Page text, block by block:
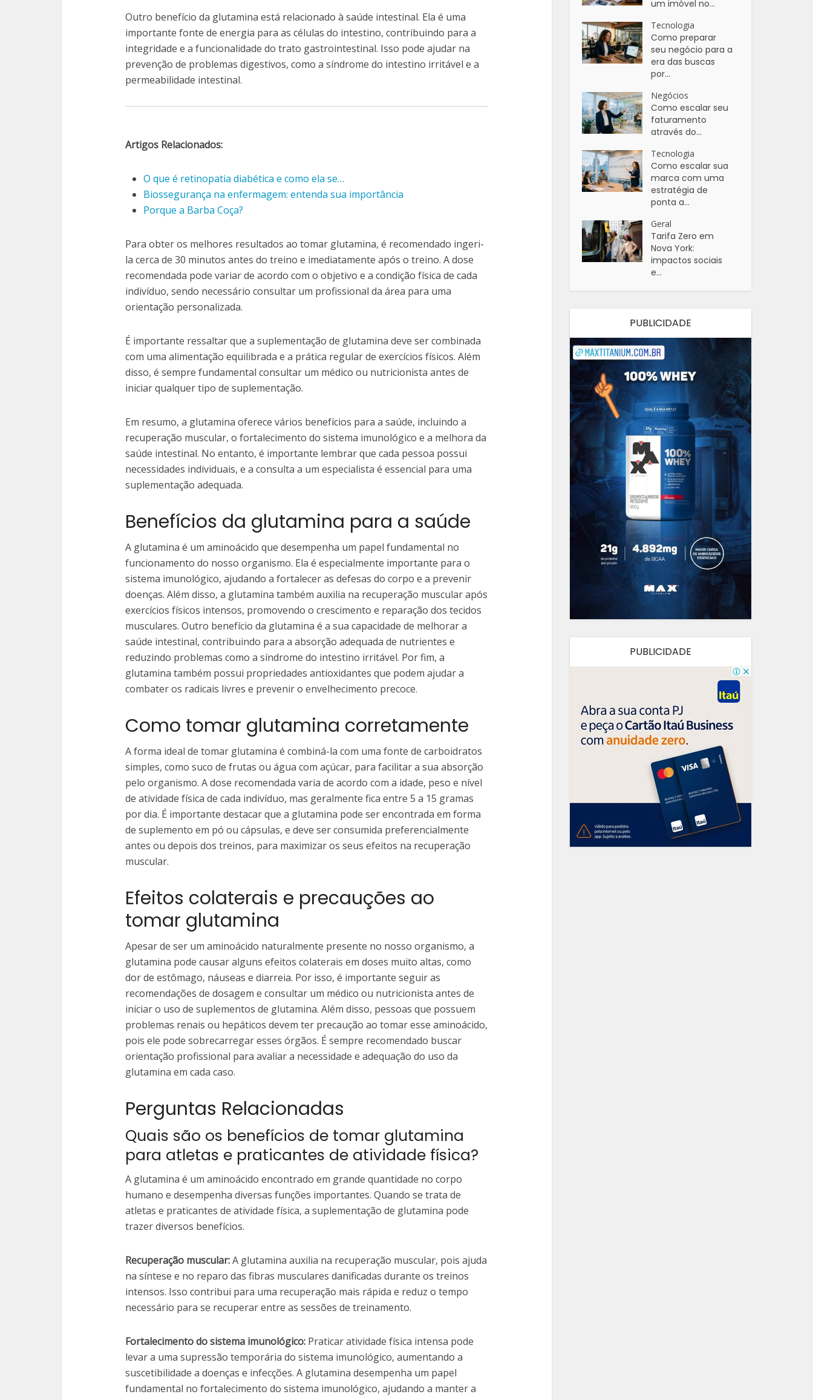
Outro benefício da glutamina está relacionado à saúde intestinal. Ela é uma
importante fonte de energia para as células do intestino, contribuindo para a
integridade e a funcionalidade do trato gastrointestinal. Isso pode ajudar na
prevenção de problemas digestivos, como a síndrome do intestino irritável e a
permeabilidade intestinal.
Artigos Relacionados:
O que é retinopatia diabética e como ela se…
Biossegurança na enfermagem: entenda sua importância
Porque a Barba Coça?
Para obter os melhores resultados ao tomar glutamina, é recomendado ingeri-
la cerca de 30 minutos antes do treino e imediatamente após o treino. A dose
recomendada pode variar de acordo com o objetivo e a condição física de cada
indivíduo, sendo necessário consultar um profissional da área para uma
orientação personalizada.
É importante ressaltar que a suplementação de glutamina deve ser combinada
com uma alimentação equilibrada e a prática regular de exercícios físicos. Além
disso, é sempre fundamental consultar um médico ou nutricionista antes de
iniciar qualquer tipo de suplementação.
Em resumo, a glutamina oferece vários benefícios para a saúde, incluindo a
recuperação muscular, o fortalecimento do sistema imunológico e a melhora da
saúde intestinal. No entanto, é importante lembrar que cada pessoa possui
necessidades individuais, e a consulta a um especialista é essencial para uma
suplementação adequada.
Benefícios da glutamina para a saúde
A glutamina é um aminoácido que desempenha um papel fundamental no
funcionamento do nosso organismo. Ela é especialmente importante para o
sistema imunológico, ajudando a fortalecer as defesas do corpo e a prevenir
doenças. Além disso, a glutamina também auxilia na recuperação muscular após
exercícios físicos intensos, promovendo o crescimento e reparação dos tecidos
musculares. Outro benefício da glutamina é a sua capacidade de melhorar a
saúde intestinal, contribuindo para a absorção adequada de nutrientes e
reduzindo problemas como a síndrome do intestino irritável. Por fim, a
glutamina também possui propriedades antioxidantes que podem ajudar a
combater os radicais livres e prevenir o envelhecimento precoce.
Como tomar glutamina corretamente
A forma ideal de tomar glutamina é combiná-la com uma fonte de carboidratos
simples, como suco de frutas ou água com açúcar, para facilitar a sua absorção
pelo organismo. A dose recomendada varia de acordo com a idade, peso e nível
de atividade física de cada indivíduo, mas geralmente fica entre 5 a 15 gramas
por dia. É importante destacar que a glutamina pode ser encontrada em forma
de suplemento em pó ou cápsulas, e deve ser consumida preferencialmente
antes ou depois dos treinos, para maximizar os seus efeitos na recuperação
muscular.
Efeitos colaterais e precauções ao
tomar glutamina
Apesar de ser um aminoácido naturalmente presente no nosso organismo, a
glutamina pode causar alguns efeitos colaterais em doses muito altas, como
dor de estômago, náuseas e diarreia. Por isso, é importante seguir as
recomendações de dosagem e consultar um médico ou nutricionista antes de
iniciar o uso de suplementos de glutamina. Além disso, pessoas que possuem
problemas renais ou hepáticos devem ter precaução ao tomar esse aminoácido,
pois ele pode sobrecarregar esses órgãos. É sempre recomendado buscar
orientação profissional para avaliar a necessidade e adequação do uso da
glutamina em cada caso.
Perguntas Relacionadas
Quais são os benefícios de tomar glutamina
para atletas e praticantes de atividade física?
A glutamina é um aminoácido encontrado em grande quantidade no corpo
humano e desempenha diversas funções importantes. Quando se trata de
atletas e praticantes de atividade física, a suplementação de glutamina pode
trazer diversos benefícios.
Recuperação muscular:A glutamina auxilia na recuperação muscular, pois ajuda
na síntese e no reparo das fibras musculares danificadas durante os treinos
intensos. Isso contribui para uma recuperação mais rápida e reduz o tempo
necessário para se recuperar entre as sessões de treinamento.
Fortalecimento do sistema imunológico: Praticar atividade física intensa pode
levar a uma supressão temporária do sistema imunológico, aumentando a
suscetibilidade a doenças e infecções. A glutamina desempenha um papel
fundamental no fortalecimento do sistema imunológico, ajudando a manter a
um imóvel no...
Tecnologia
Como preparar
seu negócio para a
era das buscas
por...
Negócios
Como escalar seu
faturamento
através do...
Tecnologia
Como escalar sua
marca com uma
estratégia de
ponta a...
Geral
Tarifa Zero em
Nova York:
impactos sociais
e...
PUBLICIDADE
PUBLICIDADE